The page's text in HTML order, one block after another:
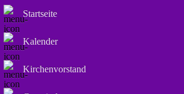
Startseite
Kalender
Kirchenvorstand